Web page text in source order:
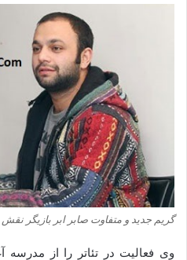
گریم جدید و متفاوت صابر ابر بازیگر
وی فعالیت در تئاتر را از مدرسه